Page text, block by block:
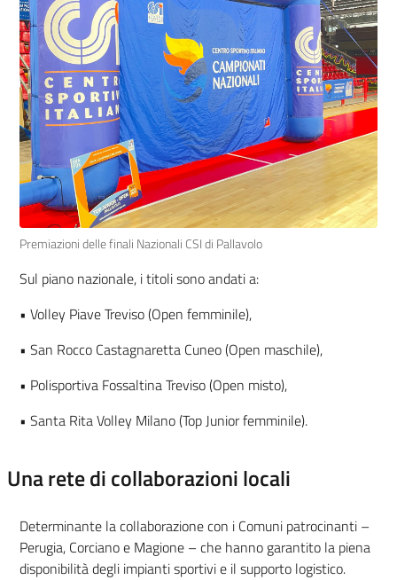
Premiazioni delle finali Nazionali CSI di Pallavolo
Sul piano nazionale, i titoli sono andati a:
• Volley Piave Treviso (Open femminile),
• San Rocco Castagnaretta Cuneo (Open maschile),
• Polisportiva Fossaltina Treviso (Open misto),
• Santa Rita Volley Milano (Top Junior femminile).
Una rete di collaborazioni locali
Determinante la collaborazione con i Comuni patrocinanti –
Perugia, Corciano e Magione – che hanno garantito la piena
disponibilità degli impianti sportivi e il supporto logistico.